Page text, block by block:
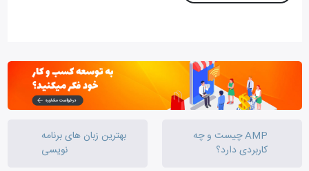
AMP چیست و چه
کاربردی دارد؟
بهترین زبان های برنامه
نویسی